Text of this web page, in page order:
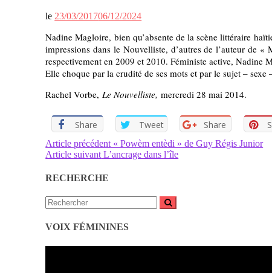
le 23/03/201706/12/2024
Nadine Magloire, bien qu’absente de la scène littéraire
impressions dans le Nouvelliste, d’autres de l’auteur de
respectivement en 2009 et 2010. Féministe active, Nadine
Elle choque par la crudité de ses mots et par le sujet –
Rachel Vorbe, Le Nouvelliste,mercredi 28 mai 2014.
Share Tweet Share
Lire
la
suite
Article précédent « Powèm entèdi » de Guy Régis Junior
Article suivant L’ancrage dans l’île
RECHERCHE
Recherche
pour
:VOIX FÉMININES